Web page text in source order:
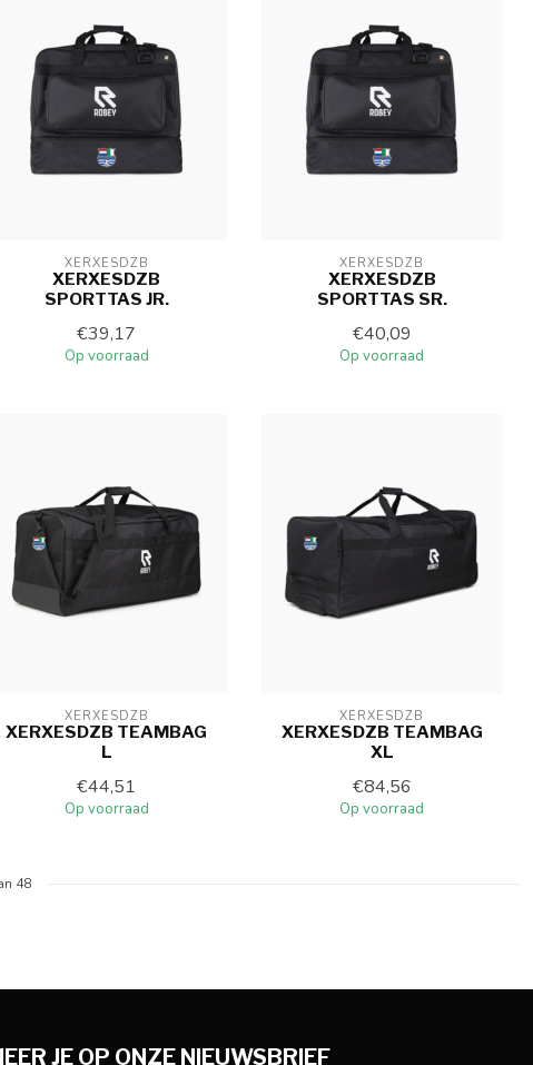
XERXESDZB
XERXESDZB
SPORTTAS JR.
€39,17
Op voorraad
XERXESDZB
XERXESDZB
SPORTTAS SR.
€40,09
Op voorraad
XERXESDZB
XERXESDZB TEAMBAG
L
€44,51
Op voorraad
XERXESDZB
XERXESDZB TEAMBAG
XL
€84,56
Op voorraad
48
JE OP ONZE NIEUWSBRIEF